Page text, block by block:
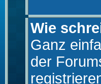
Wie
Ganz
der